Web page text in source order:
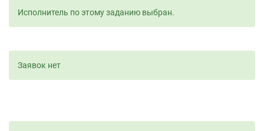
Исполнитель по этому заданию выбран.
Заявок нет